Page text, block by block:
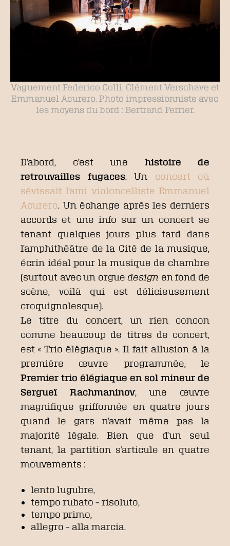
Vaguement Federico Colli, Clément Verschave et
Emmanuel Acurero. Photo impressionniste avec
les moyens du bord : Bertrand Ferrier.
D’abord, c’est une histoire de
retrouvailles fugaces. Un concert où
sévissait l’ami violoncelliste Emmanuel
Acurero . Un échange après les derniers
accords et une info sur un concert se
tenant quelques jours plus tard dans
l’amphithéâtre de la Cité de la musique,
écrin idéal pour la musique de chambre
(surtout avec un orguedesign en fond de
scène, voilà qui est délicieusement
croquignolesque).
Le titre du concert, un rien concon
comme beaucoup de titres de concert,
est « Trio élégiaque ». Il fait allusion à la
première œuvre programmée, le
Premier trio élégiaque en sol mineur de
Sergueï Rachmaninov, une œuvre
magnifique griffonnée en quatre jours
quand le gars n’avait même pas la
majorité légale. Bien que d’un seul
tenant, la partition s’articule en quatre
mouvements :
lento lugubre,
tempo rubato – risoluto,
tempo primo,
allegro – alla marcia.